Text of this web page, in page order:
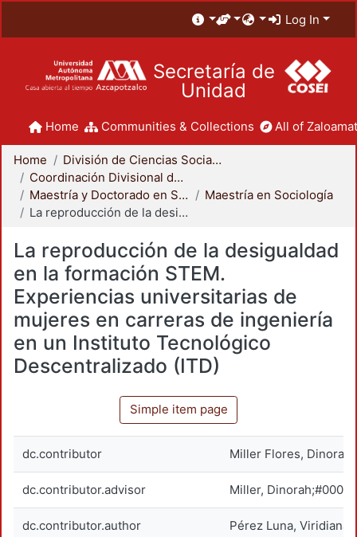
Log In
Secretaría de
Unidad
Home Communities & Collections All of
Home
División de Ciencias Sociales y Humanidades
Coordinación Divisional de Posgrado
Maestría y Doctorado en Sociología
Maestría en Sociología
La reproducción de la desigualdad en la formación STEM. Experiencias universitarias de mujeres en carreras de ingeniería en un Instituto Tecnológico Descentralizado (ITD)
La reproducción de la desigualdad
en la formación STEM.
Experiencias universitarias de
mujeres en carreras de ingeniería
en un Instituto Tecnológico
Descentralizado (ITD)
Simple item page
dc.contributor Miller Flores, Dinorah
dc.contributor.advisor Miller,
dc.contributor.author Pérez Luna, Viridiana